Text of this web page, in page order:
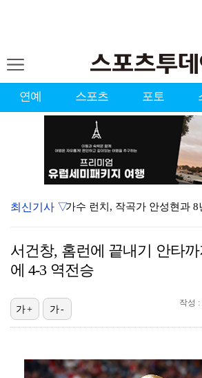
연예 스포츠 포토
[ST포토] 차준환, 심장이 뛰는
최신기사 ▽
서건창, 홈런에 끝내기 안타
에 4-3 역전승
작성 :
가+ 가-